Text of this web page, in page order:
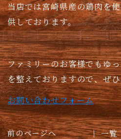
当店では宮崎県産の鶏肉を
供しております。
ファミリーのお客様でもゆ
を整えておりますので、ぜ
お問い合わせフォーム
前のページへ │ 一